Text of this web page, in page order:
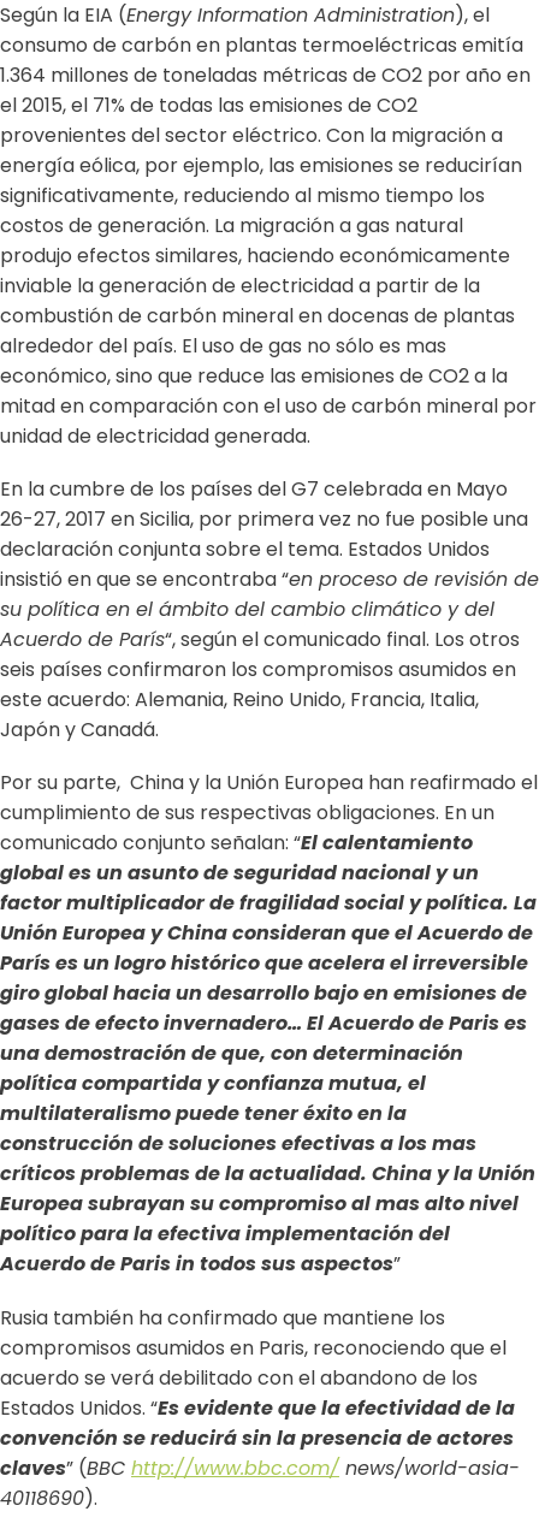
Según la EIA (Energy Information Administration), el
consumo de carbón en plantas termoeléctricas emitía
1.364 millones de toneladas métricas de CO2 por año en
el 2015, el 71% de todas las emisiones de CO2
provenientes del sector eléctrico. Con la migración a
energía eólica, por ejemplo, las emisiones se reducirían
significativamente, reduciendo al mismo tiempo los
costos de generación. La migración a gas natural
produjo efectos similares, haciendo económicamente
inviable la generación de electricidad a partir de la
combustión de carbón mineral en docenas de plantas
alrededor del país. El uso de gas no sólo es mas
económico, sino que reduce las emisiones de CO2 a la
mitad en comparación con el uso de carbón mineral por
unidad de electricidad generada.
En la cumbre de los países del G7 celebrada en Mayo
26-27, 2017 en Sicilia, por primera vez no fue posible una
declaración conjunta sobre el tema. Estados Unidos
insistió en que se encontraba “en proceso de revisión de
su política en el ámbito del cambio climático y del
Acuerdo de París“, según el comunicado final. Los otros
seis países confirmaron los compromisos asumidos en
este acuerdo: Alemania, Reino Unido, Francia, Italia,
Japón y Canadá.
Por su parte, China y la Unión Europea han reafirmado el
cumplimiento de sus respectivas obligaciones. En un
comunicado conjunto señalan: “El calentamiento
global es un asunto de seguridad nacional y un
factor multiplicador de fragilidad social y política. La
Unión Europea y China consideran que el Acuerdo de
París es un logro histórico que acelera el irreversible
giro global hacia un desarrollo bajo en emisiones de
gases de efecto invernadero… El Acuerdo de Paris es
una demostración de que, con determinación
política compartida y confianza mutua, el
multilateralismo puede tener éxito en la
construcción de soluciones efectivas a los mas
críticos problemas de la actualidad. China y la Unión
Europea subrayan su compromiso al mas alto nivel
político para la efectiva implementación del
Acuerdo de Paris in todos sus aspectos”
Rusia también ha confirmado que mantiene los
compromisos asumidos en Paris, reconociendo que el
acuerdo se verá debilitado con el abandono de los
Estados Unidos. “Es evidente que la efectividad de la
convención se reducirá sin la presencia de actores
claves” (BBC http://www.bbc.com/ news/world-asia-
40118690).